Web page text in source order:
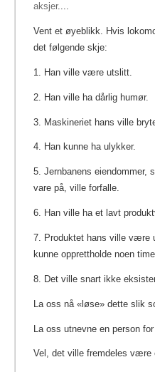
aksjer....
Vent et øyeblikk. Hvis
det følgende skje:
1. Han ville være utslitt.
2. Han ville ha dårlig humør.
3. Maskineriet hans ville
4. Han kunne ha ulykker.
5. Jernbanens eiendommer,
vare på, ville forfalle.
6. Han ville ha et lavt
7. Produktet hans ville være
kunne opprettholde noen
8. Det ville snart ikke
La oss nå «løse» dette slik
La oss utnevne en person
Vel, det ville fremdeles være